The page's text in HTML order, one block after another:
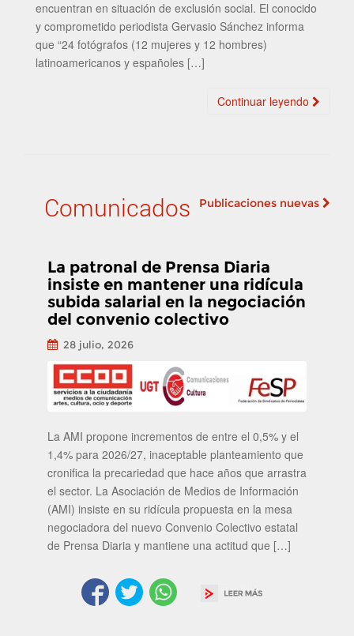
encuentran en situación de exclusión social. El conocido
y comprometido periodista Gervasio Sánchez informa
que “24 fotógrafos (12 mujeres y 12 hombres)
latinoamericanos y españoles […]
Continuar leyendo
Navegación de
Publicaciones nuevas
Comunicados
La patronal de Prensa Diaria
insiste en mantener una ridícula
subida salarial en la negociación
del convenio colectivo
28 julio, 2026
La AMI propone incrementos de entre el 0,5% y el
1,4% para 2026/27, inaceptable planteamiento que
cronifica la precariedad que hace años que arrastra
el sector. La Asociación de Medios de Información
(AMI) insiste en su ridícula propuesta en la mesa
negociadora del nuevo Convenio Colectivo estatal
de Prensa Diaria y mantiene una actitud que […]